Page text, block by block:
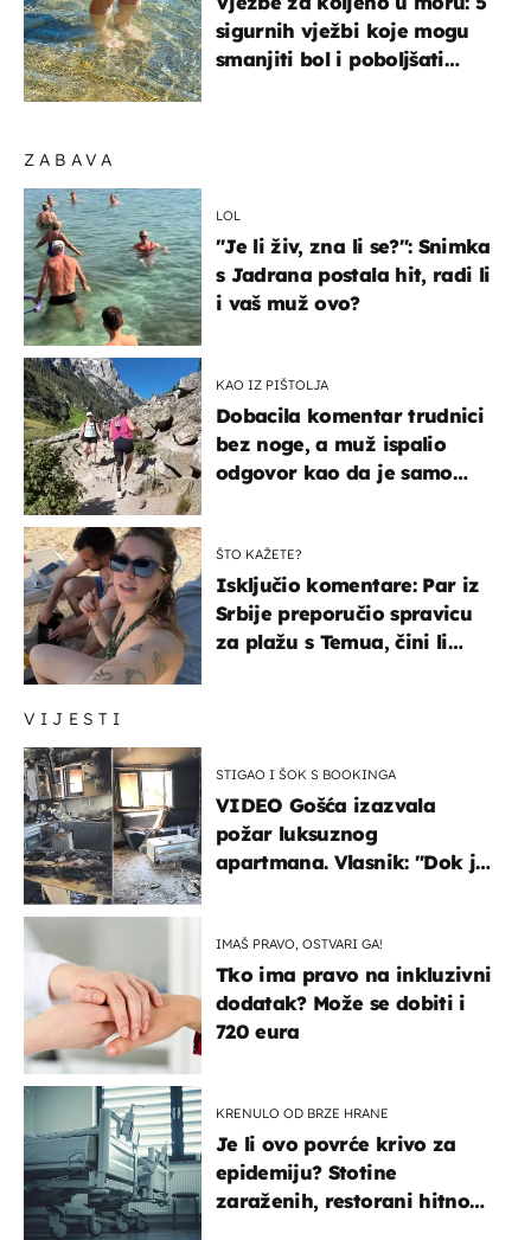
VIJESTI
STIGAO I ŠOK S BOOKINGA
VIDEO Gošća izazvala
požar luksuznog
apartmana. Vlasnik: "Dok je
IMAŠ PRAVO, OSTVARI GA!
Tko ima pravo na inkluzivni
dodatak? Može se dobiti i
720 eura
KRENULO OD BRZE HRANE
Je li ovo povrće krivo za
epidemiju? Stotine
zaraženih, restorani hitno
ZABAVA
LOL
"Je li živ, zna li se?": Snimka
s Jadrana postala hit, radi li
i vaš muž ovo?
KAO IZ PIŠTOLJA
Dobacila komentar trudnici
bez noge, a muž ispalio
odgovor kao da je samo
ŠTO KAŽETE?
Isključio komentare: Par iz
Srbije preporučio spravicu
za plažu s Temua, čini li
sigurnih vježbi koje mogu
smanjiti bol i poboljšati